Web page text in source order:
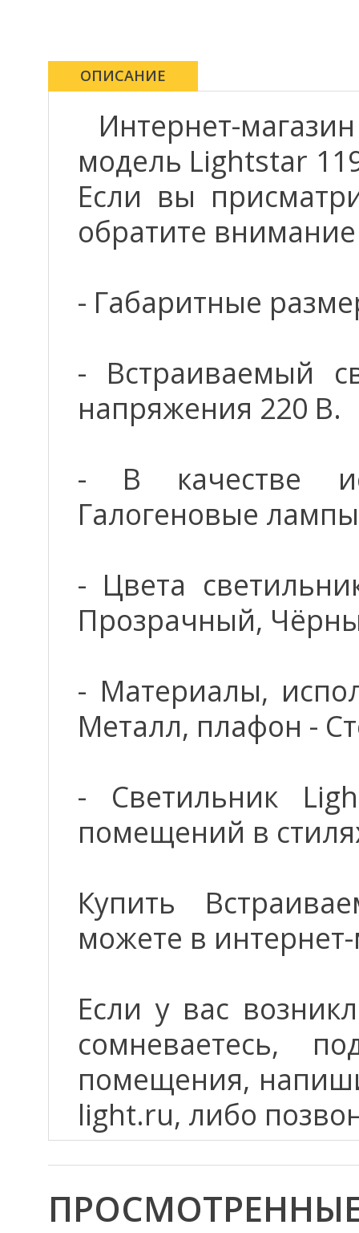
ОПИСАНИЕ
Интернет-
модель Lightstar
Если вы
обратите
- Габаритные
- Встраиваемый
напряжения 220 В.
- В качестве
Галогеновые
- Цвета
Прозрачный,
- Материалы,
Металл, плафон -
- Светильник
помещений в
Купить
можете в
Если у вас
сомневаетесь,
помещения,
light.ru, либо